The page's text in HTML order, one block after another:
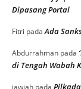
Dipasang Portal
Fitri padaAda
Abdurrahman pada
di Tengah Wabah
jawiah pada